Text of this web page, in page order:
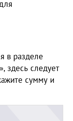
в разделе
», здесь следует
сумму и